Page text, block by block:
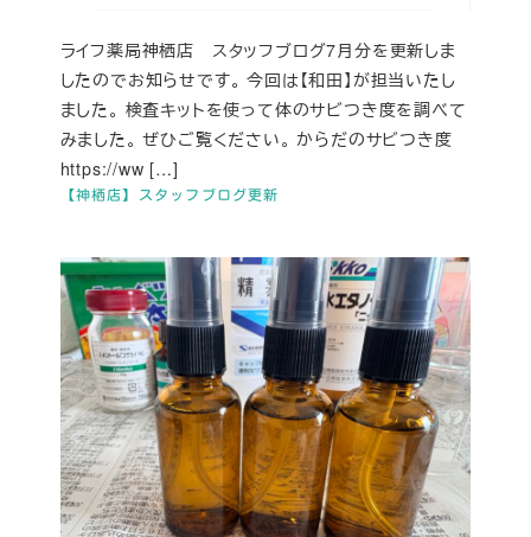
【神栖店】スタッフブログ更新
ライフ薬局神栖店 スタッフブログ7月分を更新しま
したのでお知らせです。 今回は【和田】が担当いたし
ました。 検査キットを使って体のサビつき度を調べて
みました。 ぜひご覧ください。 からだのサビつき度
https://ww […]